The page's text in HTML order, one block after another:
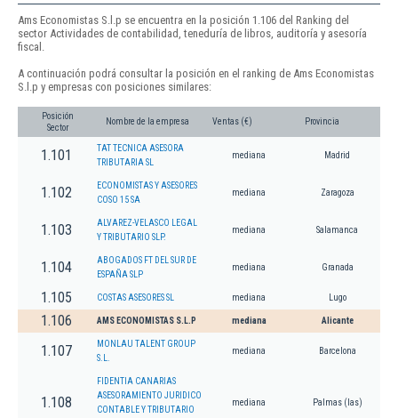
Ams Economistas S.l.p se encuentra en la posición 1.106 del Ranking del
sector Actividades de contabilidad, teneduría de libros, auditoría y asesoría
fiscal.
A continuación podrá consultar la posición en el ranking de Ams Economistas
S.l.p y empresas con posiciones similares:
Posición
Sector
Nombre de la empresa Ventas (€) Provincia
1.101
TAT TECNICA ASESORA
TRIBUTARIA SL
mediana Madrid
1.102
ECONOMISTAS Y ASESORES
COSO 15 SA
mediana Zaragoza
1.103
ALVAREZ-VELASCO LEGAL
Y TRIBUTARIO SLP.
mediana Salamanca
1.104
ABOGADOS FT DEL SUR DE
ESPAÑA SLP
mediana Granada
1.105 COSTAS ASESORES SL mediana Lugo
1.106 AMS ECONOMISTAS S.L.P mediana Alicante
1.107
MONLAU TALENT GROUP
S.L.
mediana Barcelona
1.108
FIDENTIA CANARIAS
ASESORAMIENTO JURIDICO
CONTABLE Y TRIBUTARIO
mediana Palmas (las)